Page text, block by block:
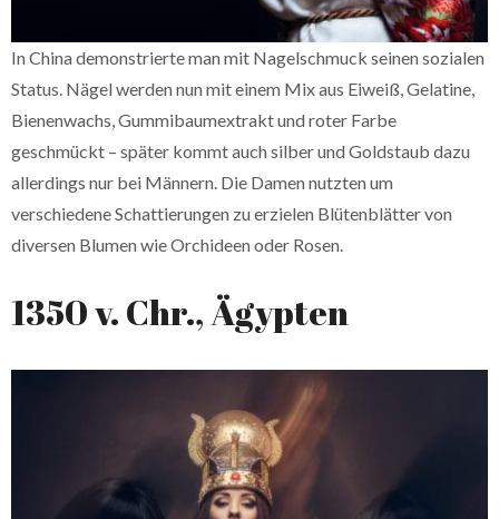
In China demonstrierte man mit Nagelschmuck seinen sozialen
Status. Nägel werden nun mit einem Mix aus Eiweiß, Gelatine,
Bienenwachs, Gummibaumextrakt und roter Farbe
geschmückt – später kommt auch silber und Goldstaub dazu
allerdings nur bei Männern. Die Damen nutzten um
verschiedene Schattierungen zu erzielen Blütenblätter von
diversen Blumen wie Orchideen oder Rosen.
1350 v. Chr., Ägypten